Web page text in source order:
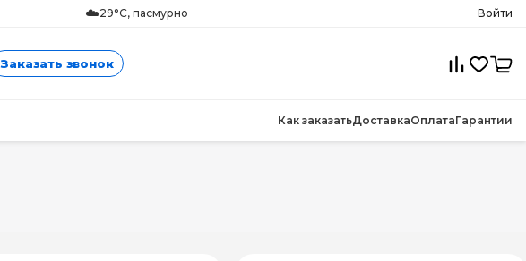
☁️29°C, пасмурно Войти
Заказать звонок
Как заказатьДоставкаОплатаГарантии